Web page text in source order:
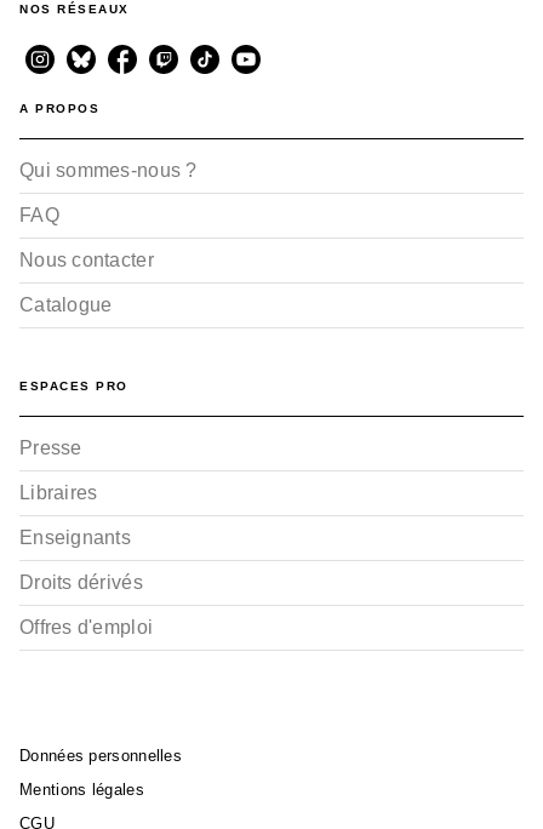
NOS RÉSEAUX
A PROPOS
Qui sommes-nous ?
FAQ
Nous contacter
Catalogue
ESPACES PRO
Presse
Libraires
Enseignants
Droits dérivés
Offres d'emploi
Données personnelles
Mentions légales
CGU